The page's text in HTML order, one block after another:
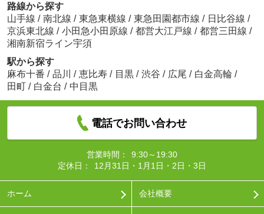
路線から探す
山手線 / 南北線 / 東急東横線 / 東急田園都市線 / 日比谷線 /
京浜東北線 / 小田急小田原線 / 都営大江戸線 / 都営三田線 /
湘南新宿ライン宇須
駅から探す
麻布十番 / 品川 / 恵比寿 / 目黒 / 渋谷 / 広尾 / 白金高輪 /
田町 / 白金台 / 中目黒
電話でお問い合わせ
営業時間：
9:30～19:30
定休日：
12月31日・1月1日・2日・3日
ホーム 会社概要